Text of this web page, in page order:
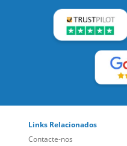
Links Relacionados
Contacte-nos